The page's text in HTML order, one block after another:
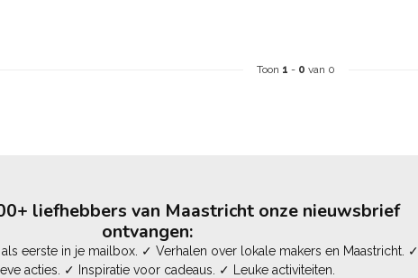
Toon 1 - 0 van 0
liefhebbers van Maastricht onze nieuwsbrief
ontvangen:
eerste in je mailbox. ✓ Verhalen over lokale makers en Maastricht. ✓
acties. ✓ Inspiratie voor cadeaus. ✓ Leuke activiteiten.